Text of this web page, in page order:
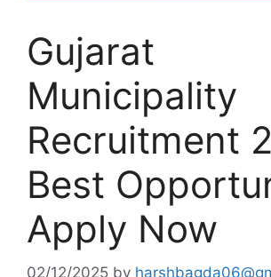
Gujarat
Municipality
Recruitment
Best
Apply Now
02/12/2025 by